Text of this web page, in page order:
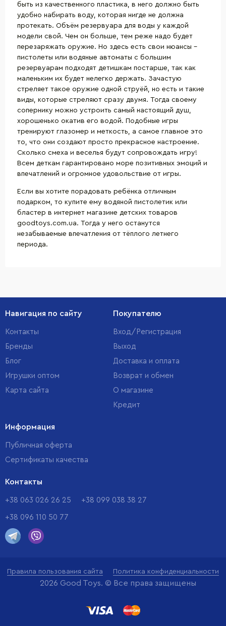
быть из качественного пластика, в него должно быть
удобно набирать воду, которая нигде не должна
протекать. Объём резервуара для воды у каждой
модели свой. Чем он больше, тем реже надо будет
перезаряжать оружие. Но здесь есть свои нюансы –
пистолеты или водяные автоматы с большим
резервуарам подходят детишкам постарше, так как
маленьким их будет нелегко держать. Зачастую
стреляет такое оружие одной струёй, но есть и такие
виды, которые стреляют сразу двумя. Тогда своему
сопернику можно устроить самый настоящий душ,
хорошенько окатив его водой. Подобные игры
тренируют глазомер и меткость, а самое главное это
то, что они создают просто прекрасное настроение.
Сколько смеха и веселья будут сопровождать игру!
Всем деткам гарантировано море позитивных эмоций и
впечатлений и огромное удовольствие от игры.
Если вы хотите порадовать ребёнка отличным
подарком, то купите ему водяной пистолетик или
бластер в интернет магазине детских товаров
goodtoys.com.ua. Тогда у него останутся
незабываемые впечатления от тёплого летнего
периода.
Навигация по сайту
Контакты
Бренды
Блог
Игрушки оптом
Карта сайта
Покупателю
Вход/Регистрация
Выход
Доставка и оплата
Возврат и обмен
О магазине
Кредит
Информация
Публичная оферта
Сертификаты качества
Контакты
+38 063 026 26 25 +38 099 038 38 27
+38 096 110 50 77
Правила пользования сайта Политика конфиденциальности
2026 Good Toys. © Все права защищены